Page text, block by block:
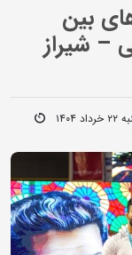
بین
– شیراز
۱۴۰۴